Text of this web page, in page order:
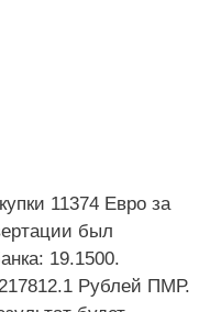
11374 Евро за
был
19.1500.
Рублей ПМР.